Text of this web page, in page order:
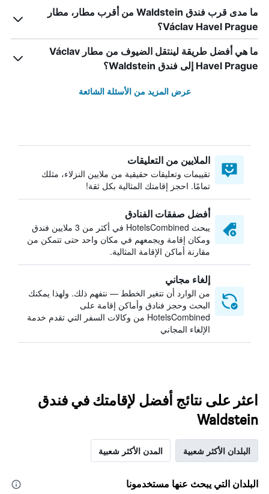
ما مدى قرب فندق Waldstein من أقرب مطار، مطار
Václav Havel Prague؟
ما هي أفضل طريقة لينتقل الضيوف من مطار Václav
Havel Prague إلى فندق Waldstein؟
عرض المزيد من الأسئلة الشائعة
الملايين من التعليقات
تقييمات وتعليقات حقيقية من ملايين النزلاء، مثلك
تمامًا. احجز إقامتك المثالية بكل ثقة!
أفضل صفقات الفنادق
يبحث HotelsCombined في أكثر من 3 ملايين فندق
ومكان إقامة ويجمعهم في مكان واحد حتى تتمكن من
مقارنة أماكن الإقامة المثالية.
إلغاء مجاني
من الوارد أن تتغير الخطط — نتفهم ذلك. ولهذا يمكنك
البحث وحجز فنادق وأماكن إقامة على
HotelsCombined من وكالات السفر التي تقدم خدمة
الإلغاء المجاني
اعثر على نتائج أفضل لإقامتك في فندق
Waldstein
البلدان الأكثر شعبية المدن الأكثر شعبية
البلدان التي يبحث عنها مستخدمونا